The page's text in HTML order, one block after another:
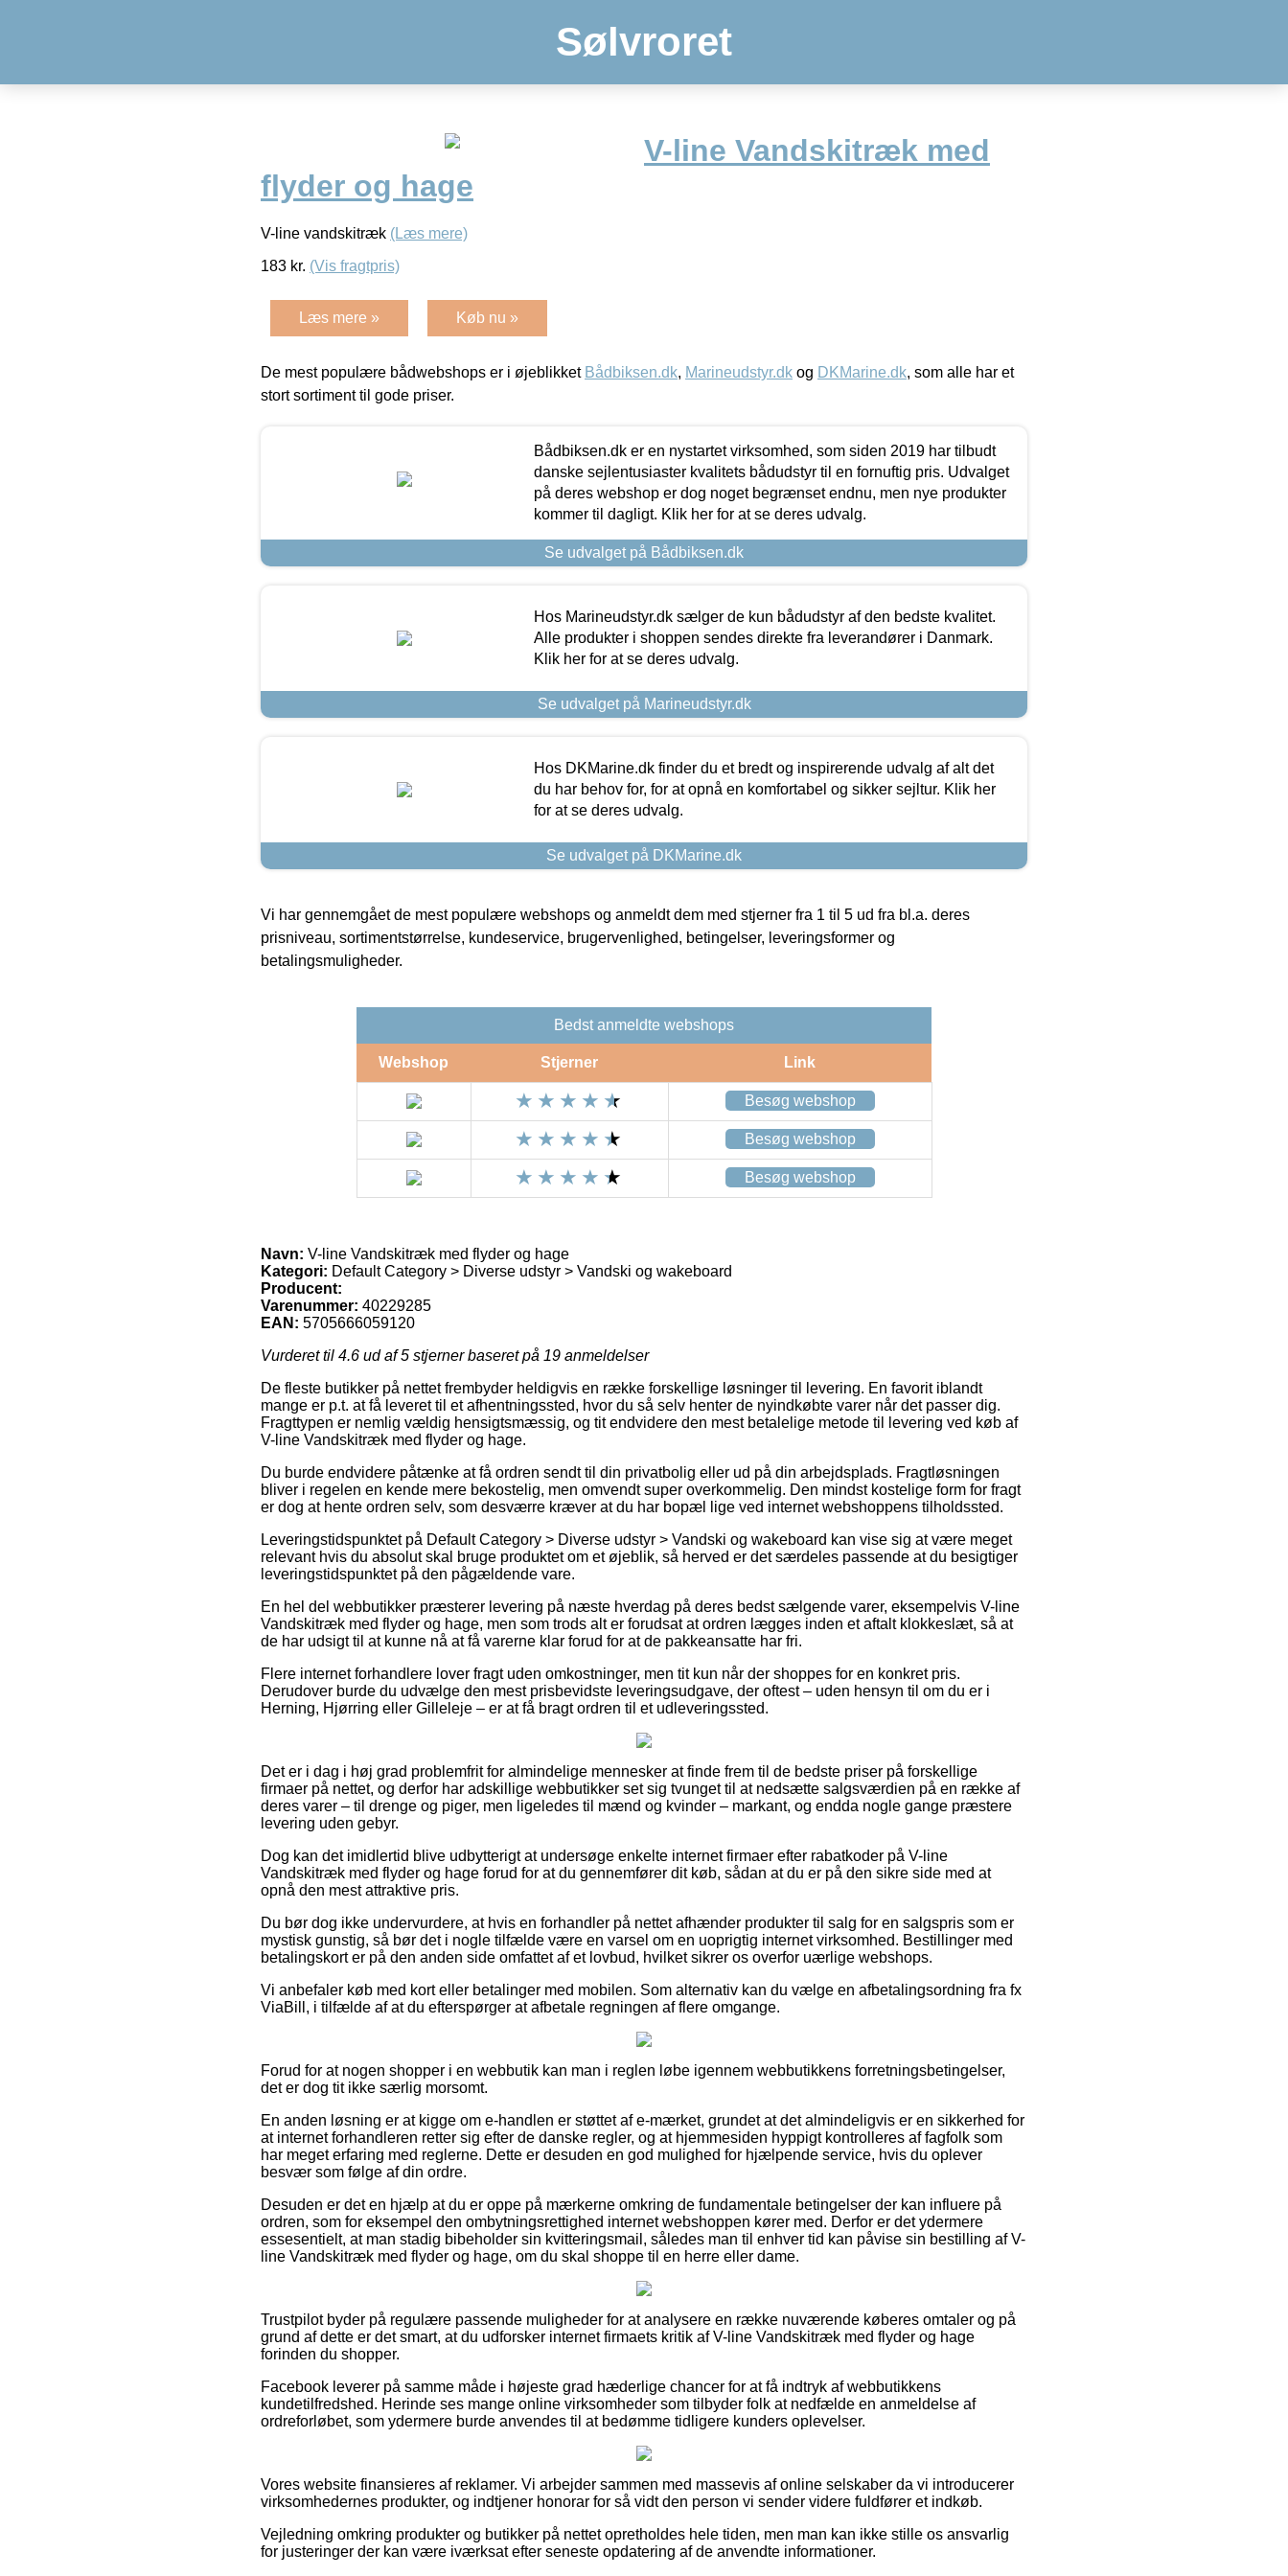
Sølvroret
V-line Vandskitræk med
flyder og hage
V-line vandskitræk (Læs mere)
183 kr. (Vis fragtpris)
Læs mere » Køb nu »
De mest populære bådwebshops er i øjeblikket Bådbiksen.dk, Marineudstyr.dk og DKMarine.dk, som alle har et
stort sortiment til gode priser.
Bådbiksen.dk er en nystartet virksomhed, som siden 2019 har tilbudt
danske sejlentusiaster kvalitets bådudstyr til en fornuftig pris. Udvalget
på deres webshop er dog noget begrænset endnu, men nye produkter
kommer til dagligt. Klik her for at se deres udvalg.
Se udvalget på Bådbiksen.dk
Hos Marineudstyr.dk sælger de kun bådudstyr af den bedste kvalitet.
Alle produkter i shoppen sendes direkte fra leverandører i Danmark.
Klik her for at se deres udvalg.
Se udvalget på Marineudstyr.dk
Hos DKMarine.dk finder du et bredt og inspirerende udvalg af alt det
du har behov for, for at opnå en komfortabel og sikker sejltur. Klik her
for at se deres udvalg.
Se udvalget på DKMarine.dk
Vi har gennemgået de mest populære webshops og anmeldt dem med stjerner fra 1 til 5 ud fra bl.a. deres
prisniveau, sortimentstørrelse, kundeservice, brugervenlighed, betingelser, leveringsformer og
betalingsmuligheder.
Bedst anmeldte webshops
Webshop Stjerner Link
Besøg webshop
Besøg webshop
Besøg webshop
Navn: V-line Vandskitræk med flyder og hage
Kategori: Default Category > Diverse udstyr > Vandski og wakeboard
Producent:
Varenummer: 40229285
EAN: 5705666059120
Vurderet til 4.6 ud af 5 stjerner baseret på 19 anmeldelser
De fleste butikker på nettet frembyder heldigvis en række forskellige løsninger til levering. En favorit iblandt
mange er p.t. at få leveret til et afhentningssted, hvor du så selv henter de nyindkøbte varer når det passer dig.
Fragttypen er nemlig vældig hensigtsmæssig, og tit endvidere den mest betalelige metode til levering ved køb af
V-line Vandskitræk med flyder og hage.
Du burde endvidere påtænke at få ordren sendt til din privatbolig eller ud på din arbejdsplads. Fragtløsningen
bliver i regelen en kende mere bekostelig, men omvendt super overkommelig. Den mindst kostelige form for fragt
er dog at hente ordren selv, som desværre kræver at du har bopæl lige ved internet webshoppens tilholdssted.
Leveringstidspunktet på Default Category > Diverse udstyr > Vandski og wakeboard kan vise sig at være meget
relevant hvis du absolut skal bruge produktet om et øjeblik, så herved er det særdeles passende at du besigtiger
leveringstidspunktet på den pågældende vare.
En hel del webbutikker præsterer levering på næste hverdag på deres bedst sælgende varer, eksempelvis V-line
Vandskitræk med flyder og hage, men som trods alt er forudsat at ordren lægges inden et aftalt klokkeslæt, så at
de har udsigt til at kunne nå at få varerne klar forud for at de pakkeansatte har fri.
Flere internet forhandlere lover fragt uden omkostninger, men tit kun når der shoppes for en konkret pris.
Derudover burde du udvælge den mest prisbevidste leveringsudgave, der oftest – uden hensyn til om du er i
Herning, Hjørring eller Gilleleje – er at få bragt ordren til et udleveringssted.
Det er i dag i høj grad problemfrit for almindelige mennesker at finde frem til de bedste priser på forskellige
firmaer på nettet, og derfor har adskillige webbutikker set sig tvunget til at nedsætte salgsværdien på en række af
deres varer – til drenge og piger, men ligeledes til mænd og kvinder – markant, og endda nogle gange præstere
levering uden gebyr.
Dog kan det imidlertid blive udbytterigt at undersøge enkelte internet firmaer efter rabatkoder på V-line
Vandskitræk med flyder og hage forud for at du gennemfører dit køb, sådan at du er på den sikre side med at
opnå den mest attraktive pris.
Du bør dog ikke undervurdere, at hvis en forhandler på nettet afhænder produkter til salg for en salgspris som er
mystisk gunstig, så bør det i nogle tilfælde være en varsel om en uoprigtig internet virksomhed. Bestillinger med
betalingskort er på den anden side omfattet af et lovbud, hvilket sikrer os overfor uærlige webshops.
Vi anbefaler køb med kort eller betalinger med mobilen. Som alternativ kan du vælge en afbetalingsordning fra fx
ViaBill, i tilfælde af at du efterspørger at afbetale regningen af flere omgange.
Forud for at nogen shopper i en webbutik kan man i reglen løbe igennem webbutikkens forretningsbetingelser,
det er dog tit ikke særlig morsomt.
En anden løsning er at kigge om e-handlen er støttet af e-mærket, grundet at det almindeligvis er en sikkerhed for
at internet forhandleren retter sig efter de danske regler, og at hjemmesiden hyppigt kontrolleres af fagfolk som
har meget erfaring med reglerne. Dette er desuden en god mulighed for hjælpende service, hvis du oplever
besvær som følge af din ordre.
Desuden er det en hjælp at du er oppe på mærkerne omkring de fundamentale betingelser der kan influere på
ordren, som for eksempel den ombytningsrettighed internet webshoppen kører med. Derfor er det ydermere
essesentielt, at man stadig bibeholder sin kvitteringsmail, således man til enhver tid kan påvise sin bestilling af V-
line Vandskitræk med flyder og hage, om du skal shoppe til en herre eller dame.
Trustpilot byder på regulære passende muligheder for at analysere en række nuværende køberes omtaler og på
grund af dette er det smart, at du udforsker internet firmaets kritik af V-line Vandskitræk med flyder og hage
forinden du shopper.
Facebook leverer på samme måde i højeste grad hæderlige chancer for at få indtryk af webbutikkens
kundetilfredshed. Herinde ses mange online virksomheder som tilbyder folk at nedfælde en anmeldelse af
ordreforløbet, som ydermere burde anvendes til at bedømme tidligere kunders oplevelser.
Vores website finansieres af reklamer. Vi arbejder sammen med massevis af online selskaber da vi introducerer
virksomhedernes produkter, og indtjener honorar for så vidt den person vi sender videre fuldfører et indkøb.
Vejledning omkring produkter og butikker på nettet opretholdes hele tiden, men man kan ikke stille os ansvarlig
for justeringer der kan være iværksat efter seneste opdatering af de anvendte informationer.